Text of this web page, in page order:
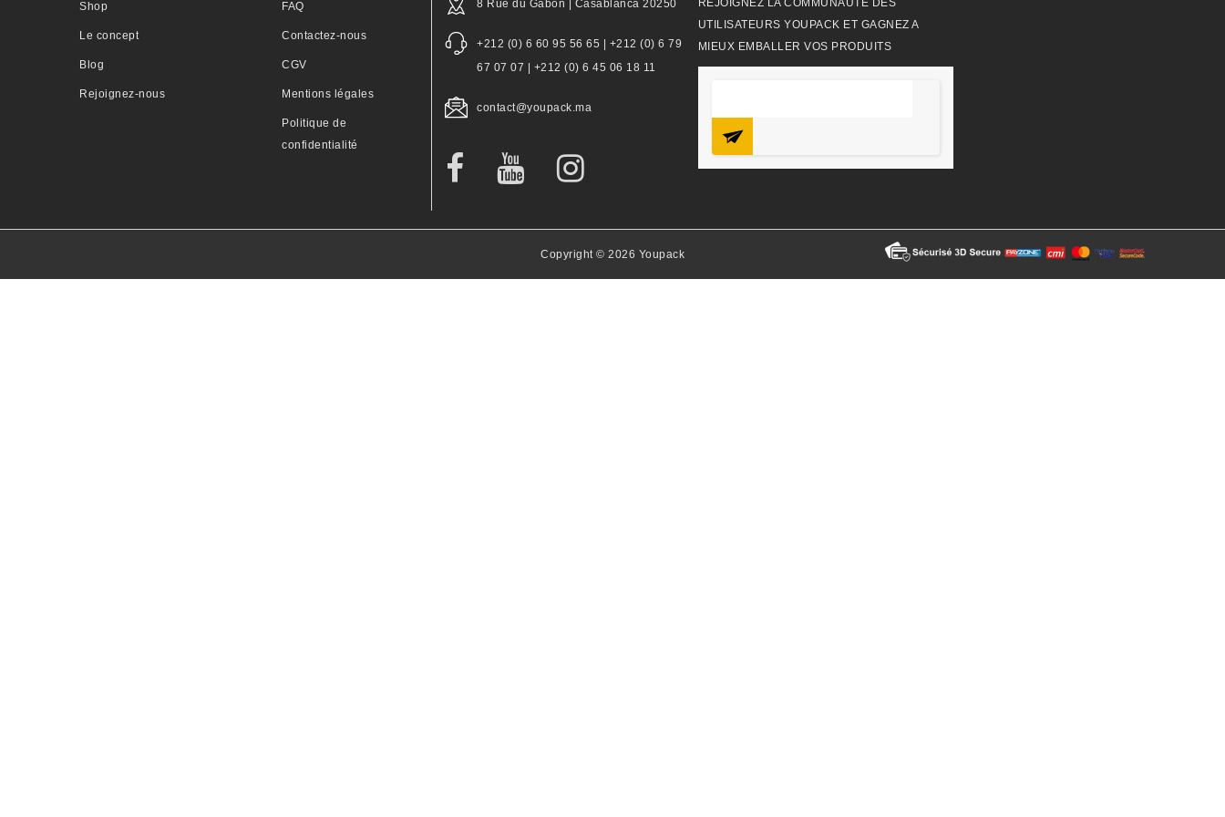
Shop
Le concept
Blog
Rejoignez-nous
FAQ
Contactez-nous
CGV
Mentions légales
Politique de
confidentialité
8 Rue du Gabon | Casablanca 20250
+212 (0) 6 60 95 56 65 | +212 (0) 6 79
67 07 07 | +212 (0) 6 45 06 18 11
contact@youpack.ma
REJOIGNEZ LA COMMUNAUTE DES
UTILISATEURS YOUPACK ET GAGNEZ A
MIEUX EMBALLER VOS PRODUITS
Copyright © 2026 Youpack